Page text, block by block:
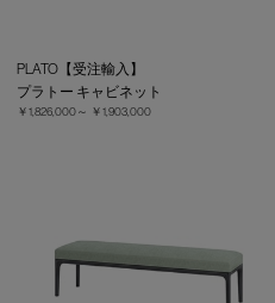
PLATO【受注輸入】
プラトー キャビネット
￥1,826,000～ ￥1,903,000